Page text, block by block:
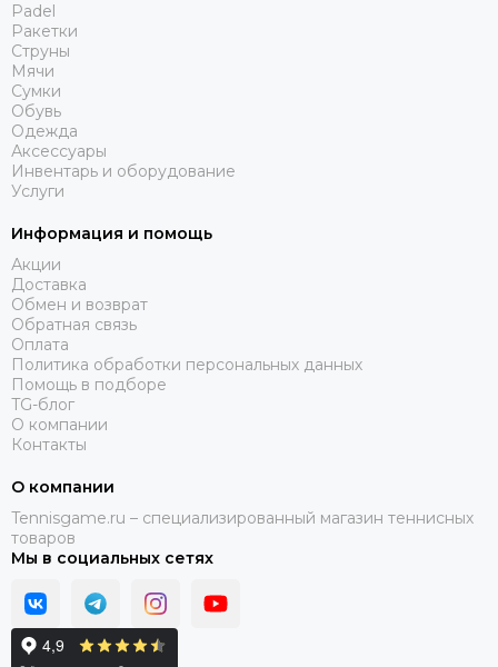
Padel
Ракетки
Струны
Мячи
Сумки
Обувь
Одежда
Аксессуары
Инвентарь и оборудование
Услуги
Информация и помощь
Акции
Доставка
Обмен и возврат
Обратная связь
Оплата
Политика обработки персональных данных
Помощь в подборе
TG-блог
О компании
Контакты
О компании
Tennisgame.ru – специализированный магазин теннисных
товаров
Мы в социальных сетях